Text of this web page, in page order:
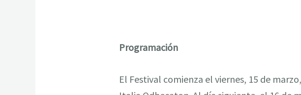
Programación
El Festival comienza el viernes, 15 de